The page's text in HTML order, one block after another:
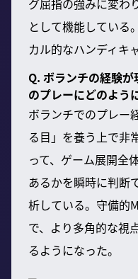
として機能している
カル的なハンディキ
Q. ボランチの経験
のプレーにどのよう
ボランチでのプレー
る目」を養う上で非
って、ゲーム展開全
あるかを瞬時に判断
析している。守備的
で、より多角的な視
るようになった。